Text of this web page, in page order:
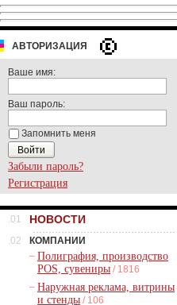
АВТОРИЗАЦИЯ
Ваше имя:
Ваш пароль:
Запомнить меня
Забыли пароль?
Регистрация
.01 НОВОСТИ
.02
КОМПАНИИ
– Полиграфия, производство
POS, сувениры / 1816
– Наружная реклама, витрины
и стенды / 106